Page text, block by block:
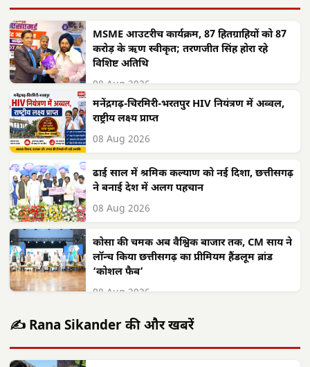
MSME आउटरीच कार्यक्रम, 87 हितग्राहियों को 87
करोड़ के ऋण स्वीकृत; तरणजीत सिंह होरा रहे
विशिष्ट अतिथि
08 Aug 2026
मनेंद्रगढ़-चिरमिरी-भरतपुर HIV नियंत्रण में अव्वल,
राष्ट्रीय लक्ष्य प्राप्त
08 Aug 2026
ढाई साल में श्रमिक कल्याण को नई दिशा, छत्तीसगढ़
ने बनाई देश में अलग पहचान
08 Aug 2026
कोसा की चमक अब वैश्विक बाजार तक, CM साय ने
लॉन्च किया छत्तीसगढ़ का प्रीमियम हैंडलूम ब्रांड
‘कोशल फैब’
08 Aug 2026
✍️ Rana Sikander की और खबरें